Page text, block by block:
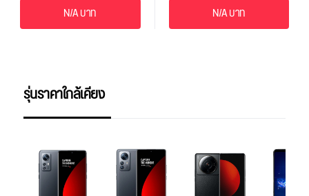
N/A บาท N/A บาท
รุ่นราคาใกล้เคียง